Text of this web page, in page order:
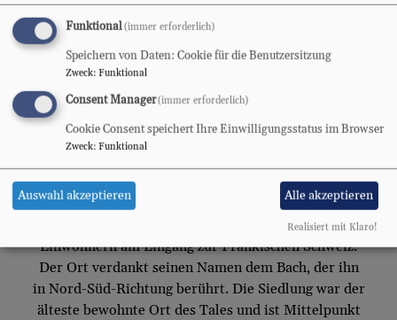
Schnaittach liegt mit seinen mehr als 8300
Einwohnern am Eingang zur Fränkischen Schweiz.
Der Ort verdankt seinen Namen dem Bach, der ihn
in Nord-Süd-Richtung berührt. Die Siedlung war der
älteste bewohnte Ort des Tales und ist Mittelpunkt
Funktional(immer erforderlich)
Speichern von Daten: Cookie für die Benutzersitzung
Zweck: Funktional
Consent Manager(immer erforderlich)
Cookie Consent speichert Ihre Einwilligungsstatus im Browser
Zweck: Funktional
Auswahl akzeptieren Alle akzeptieren
Realisiert mit Klaro!